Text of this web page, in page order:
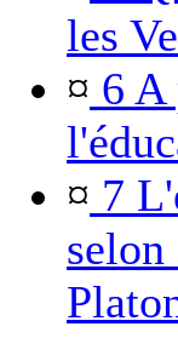
les
¤ 6 A
¤ 7
selon